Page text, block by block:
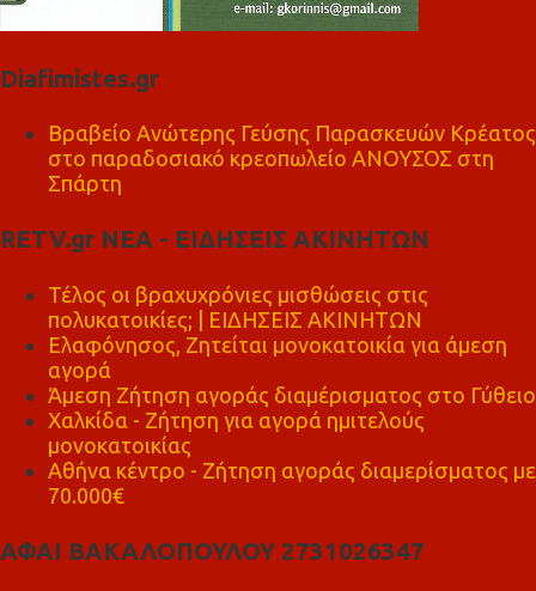
Diafimistes.gr
Βραβείο Ανώτερης Γεύσης Παρασκευών Κρέατος
στο παραδοσιακό κρεοπωλείο ΑΝΟΥΣΟΣ στη
Σπάρτη
RETV.gr ΝΕΑ - ΕΙΔΗΣΕΙΣ ΑΚΙΝΗΤΩΝ
Τέλος οι βραχυχρόνιες μισθώσεις στις
πολυκατοικίες; | ΕΙΔΗΣΕΙΣ ΑΚΙΝΗΤΩΝ
Ελαφόνησος, Ζητείται μονοκατοικία για άμεση
αγορά
Άμεση Ζήτηση αγοράς διαμέρισματος στο Γύθειο
Χαλκίδα - Ζήτηση για αγορά ημιτελούς
μονοκατοικίας
Αθήνα κέντρο - Ζήτηση αγοράς διαμερίσματος με
70.000€
ΑΦΑΙ ΒΑΚΑΛΟΠΟΥΛΟΥ 2731026347